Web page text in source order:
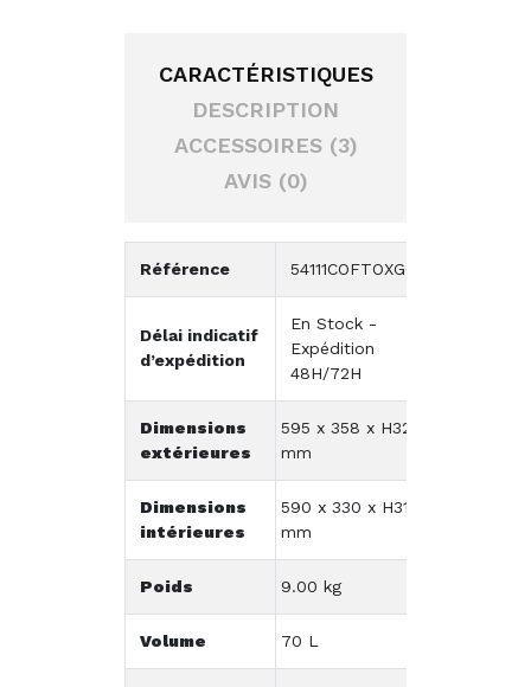
CARACTÉRISTIQUES
DESCRIPTION
ACCESSOIRES (3)
AVIS (0)
Référence 54111COFTOXGC
Délai indicatif
d’expédition
En Stock -
Expédition
48H/72H
Dimensions
extérieures
595 x 358 x H326
mm
Dimensions
intérieures
590 x 330 x H310
mm
Poids 9.00 kg
Volume 70 L